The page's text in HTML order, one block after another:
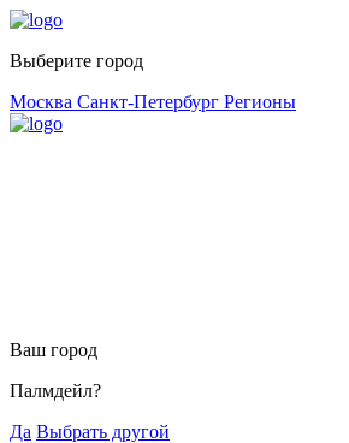
Выберите город
Москва Санкт-Петербург Регионы
Ваш город
Палмдейл?
Да Выбрать другой